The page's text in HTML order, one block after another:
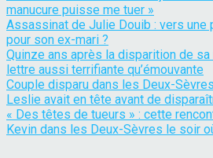
manucure puisse me tuer »
Assassinat de Julie Douib : vers une
pour son ex-mari ?
Quinze ans après la disparition de
lettre aussi terrifiante qu’émouvante
Couple disparu dans les Deux-
Leslie avait en tête avant de
« Des têtes de tueurs » : cette
Kevin dans les Deux-Sèvres le soir